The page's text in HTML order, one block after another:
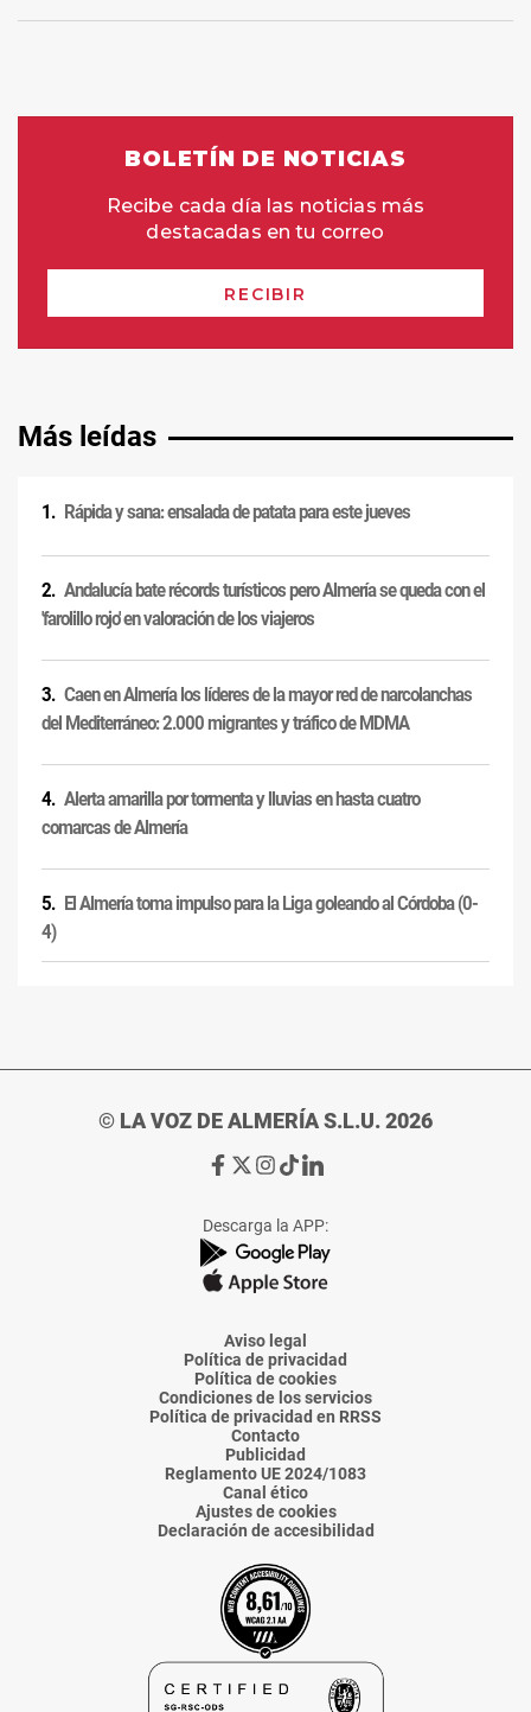
Más leídas
Rápida y sana: ensalada de patata para este jueves
Andalucía bate récords turísticos pero Almería se queda con el
'farolillo rojo' en valoración de los viajeros
Caen en Almería los líderes de la mayor red de narcolanchas
del Mediterráneo: 2.000 migrantes y tráfico de MDMA
Alerta amarilla por tormenta y lluvias en hasta cuatro
comarcas de Almería
El Almería toma impulso para la Liga goleando al Córdoba (0-
4)
© LA VOZ DE ALMERÍA S.L.U. 2026
Ir
de
La
Voz
Almería
Ir
de
La
Voz
Almería
Ir
de
La
Voz
Almería
Ir
de
La
Voz
Almería
Ir
de
La
Voz
Descarga la APP:
Aviso legal
Política de privacidad
Política de cookies
Condiciones de los servicios
Política de privacidad en RRSS
Contacto
Publicidad
Reglamento UE 2024/1083
Canal ético
Ajustes de cookies
Declaración de accesibilidad